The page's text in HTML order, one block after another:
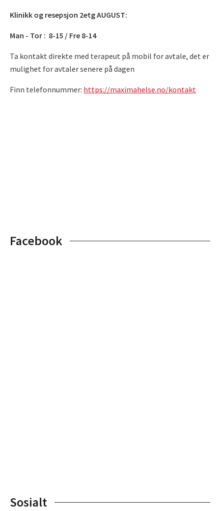
Klinikk og resepsjon 2etg AUGUST:
Man - Tor : 8-15 / Fre 8-14
Ta kontakt direkte med terapeut på mobil for avtale, det er
mulighet for avtaler senere på dagen
Finn telefonnummer: https://maximahelse.no/kontakt
Facebook
Sosialt